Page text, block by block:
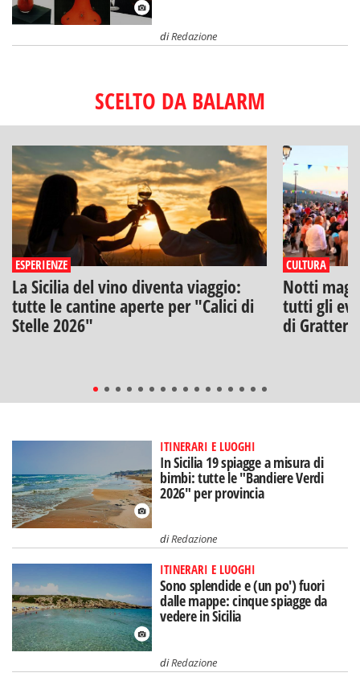
diRedazione
SCELTO DA BALARM
ESPERIENZE
La Sicilia del vino diventa viaggio:
tutte le cantine aperte per "Calici di
Stelle 2026"
CULTURA
Notti
tutti gli
di Gratteri
ITINERARI E LUOGHI
In Sicilia 19 spiagge a misura di
bimbi: tutte le "Bandiere Verdi
2026" per provincia
diRedazione
ITINERARI E LUOGHI
Sono splendide e (un po') fuori
dalle mappe: cinque spiagge da
vedere in Sicilia
diRedazione